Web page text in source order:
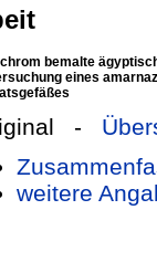
bemalte
eines
-
weitere